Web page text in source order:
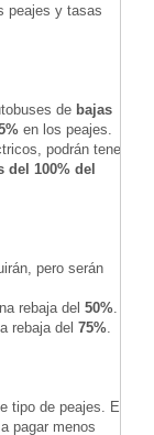
peajes y tasas
de bajas
en los peajes.
podrán tener
del 100% del
pero serán
rebaja del 50%
rebaja del 75%
tipo de peajes. Es
pagar menos